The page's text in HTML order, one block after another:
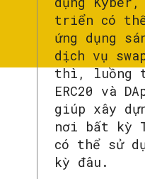
triển có thể
ứng dụng
dịch vụ
thì, luồng
ERC20 và
giúp xây
nơi bất kỳ
có thể sử
kỳ đâu.